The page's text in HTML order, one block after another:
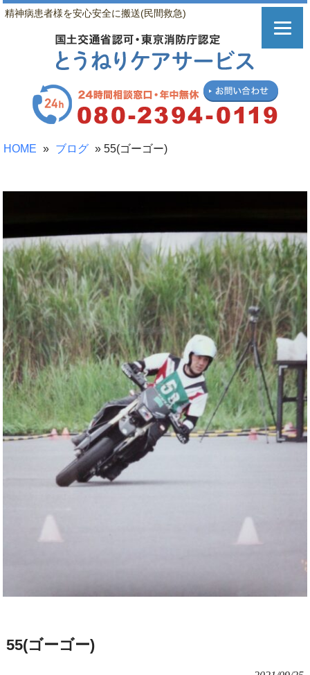
精神病患者様を安心安全に搬送(民間救急)
HOME » ブログ » 55(ゴーゴー)
55(ゴーゴー)